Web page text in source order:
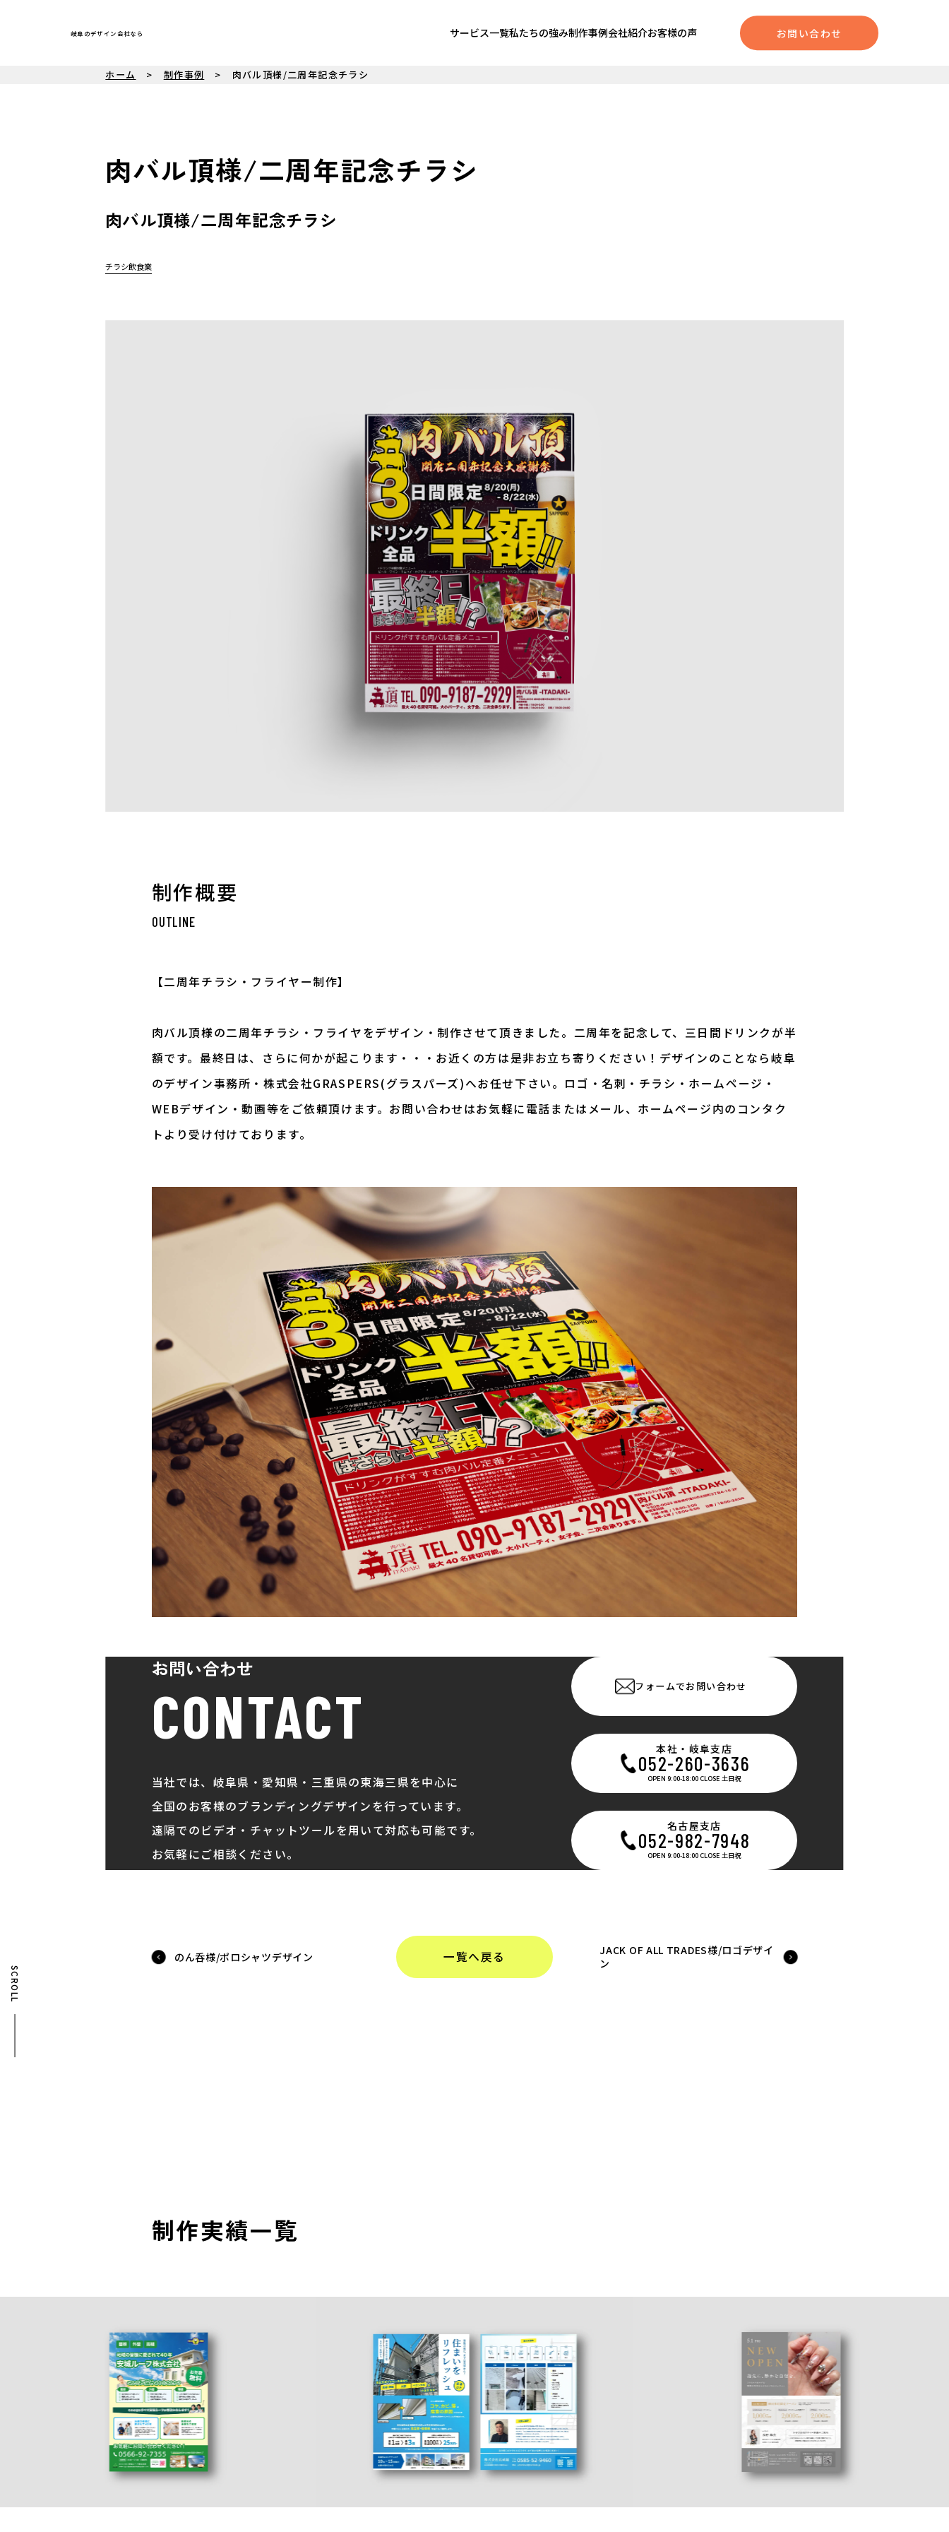
岐阜のデザイン会社なら お問い合わせ
サービス一覧私たちの強み制作事例会社紹介お客様の声
SCROLL
ホーム 制作事例 肉バル頂様/二周年記念チラシ
肉バル頂様/二周年記念チラシ
肉バル頂様/二周年記念チラシ
チラシ飲食業
制作概要
OUTLINE
【二周年チラシ・フライヤー制作】
肉バル頂様の二周年チラシ・フライヤをデザイン・制作させて頂きました。二周年を記念して、三日間ドリンクが半
額です。最終日は、さらに何かが起こります・・・お近くの方は是非お立ち寄りください！デザインのことなら岐阜
のデザイン事務所・株式会社GRASPERS(グラスパーズ)へお任せ下さい。ロゴ・名刺・チラシ・ホームページ・
WEBデザイン・動画等をご依頼頂けます。お問い合わせはお気軽に電話またはメール、ホームページ内のコンタク
トより受け付けております。
お問い合わせ
CONTACT
当社では、岐阜県・愛知県・三重県の東海三県を中心に
全国のお客様のブランディングデザインを行っています。
遠隔でのビデオ・チャットツールを用いて対応も可能です。
お気軽にご相談ください。
フォームでお問い合わせ
本社・岐阜支店
052-260-3636
OPEN 9:00-18:00 CLOSE 土日祝
名古屋支店
052-982-7948
OPEN 9:00-18:00 CLOSE 土日祝
一覧へ戻る
のん呑様/ポロシャツデザイン
JACK OF ALL TRADES様/ロゴデザイ
ン
制作実績一覧